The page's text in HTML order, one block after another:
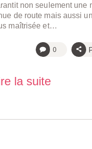
non seulement une
de route mais aussi
maîtrisée et…
0
la suite